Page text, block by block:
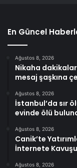
En Güncel
Ağustos 8, 2026
Nikaha
mesaj şaşkına
Ağustos 8, 2026
İstanbul’da sır
evinde ölü
Ağustos 8, 2026
Canik’te
İnternete
Ağustos 8, 2026